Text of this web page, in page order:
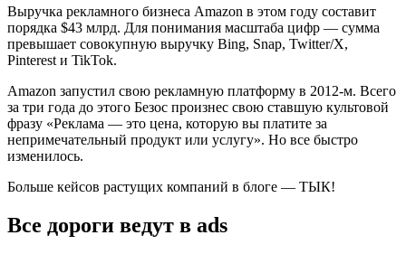
Выручка рекламного бизнеса Amazon в этом году составит
порядка $43 млрд. Для понимания масштаба цифр — сумма
превышает совокупную выручку Bing, Snap, Twitter/X,
Pinterest и TikTok.
Amazon запустил свою рекламную платформу в 2012-м. Всего
за три года до этого Безос произнес свою ставшую культовой
фразу «‎Реклама — это цена, которую вы платите за
непримечательный продукт или услугу». Но все быстро
изменилось.
Больше кейсов растущих компаний в блоге — ТЫК!
Все дороги ведут в ads